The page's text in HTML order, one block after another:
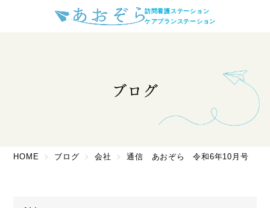
訪問看護ステーション
ケアプランステーション
ブログ
HOME ブログ 会社 通信 あおぞら 令和6年10月号